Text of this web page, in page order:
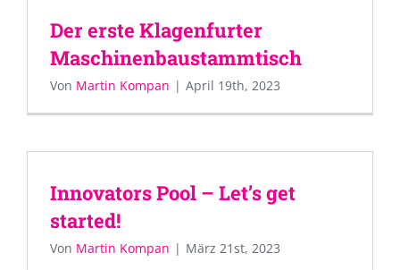
Der erste Klagenfurter
Maschinenbaustammtisch
Von Martin Kompan | April 19th, 2023
Innovators Pool – Let’s get
started!
Von Martin Kompan | März 21st, 2023